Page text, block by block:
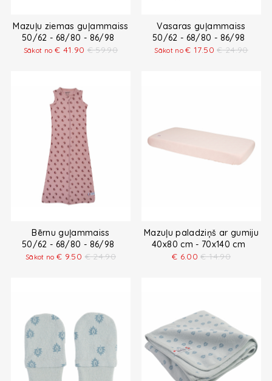
Mazuļu ziemas guļammaiss
50/62 - 68/80 - 86/98
Sākot no € 41.90 € 59.90
Vasaras guļammaiss
50/62 - 68/80 - 86/98
Sākot no€ 17.50 € 24.90
Bērnu guļammaiss
50/62 - 68/80 - 86/98
Sākot no€ 9.50 € 24.90
Mazuļu paladziņš ar gumiju
40x80 cm - 70x140 cm
€ 6.00 € 14.90